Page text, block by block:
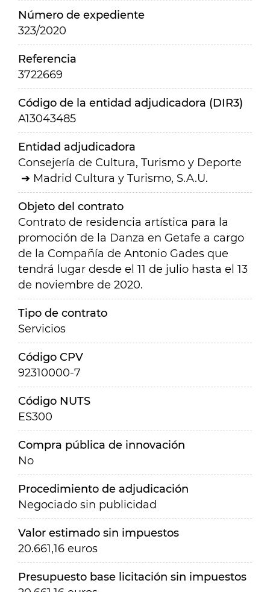
Número de expediente
323/2020
Referencia
3722669
Código de la entidad adjudicadora (DIR3)
A13043485
Entidad adjudicadora
Consejería de Cultura, Turismo y Deporte
Madrid Cultura y Turismo, S.A.U.
Objeto del contrato
Contrato de residencia artística para la
promoción de la Danza en Getafe a cargo
de la Compañía de Antonio Gades que
tendrá lugar desde el 11 de julio hasta el 13
de noviembre de 2020.
Tipo de contrato
Servicios
Código CPV
92310000-7
Código NUTS
ES300
Compra pública de innovación
No
Procedimiento de adjudicación
Negociado sin publicidad
Valor estimado sin impuestos
20.661,16 euros
Presupuesto base licitación sin impuestos